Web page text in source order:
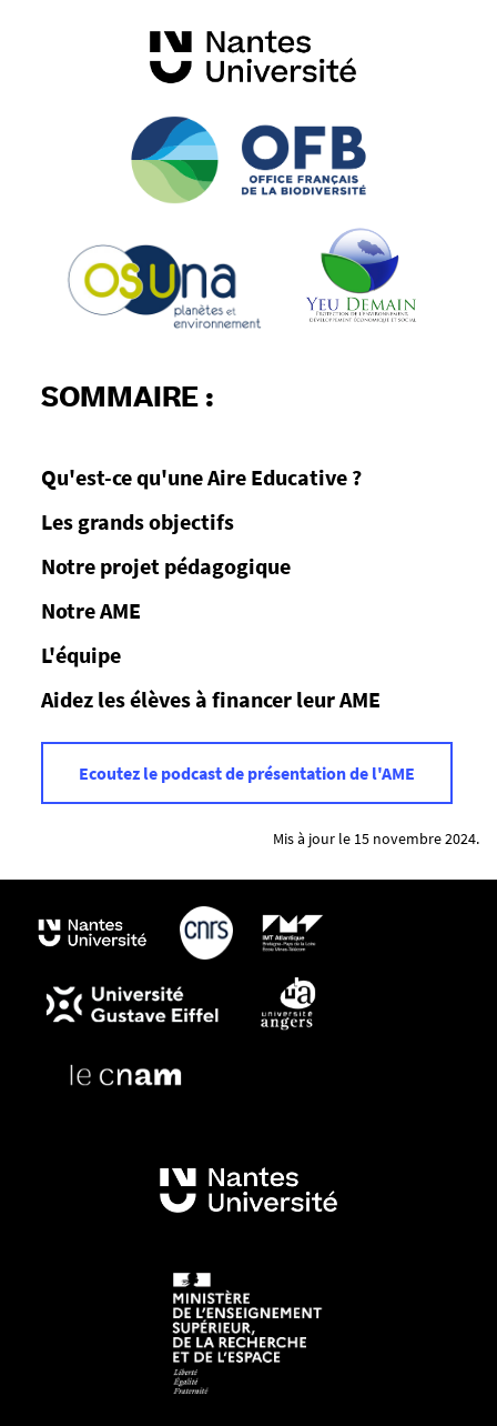
SOMMAIRE :
Qu'est-ce qu'une Aire Educative ?
Les grands objectifs
Notre projet pédagogique
Notre AME
L'équipe
Aidez les élèves à financer leur AME
Ecoutez le podcast de présentation de l'AME
Mis à jour le 15 novembre 2024.